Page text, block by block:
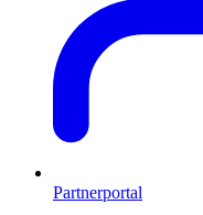
Partnerportal